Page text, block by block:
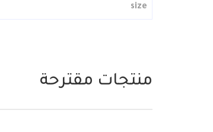
size
منتجات مقترحة